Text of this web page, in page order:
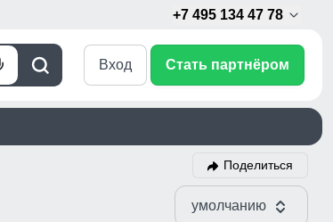
+7 495 134 47 78
Поиск
Вход Стать партнёром
Поделиться
умолчанию